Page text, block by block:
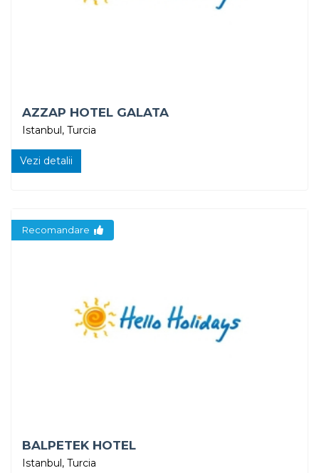
AZZAP HOTEL GALATA
Istanbul, Turcia
Vezi detalii
Recomandare
BALPETEK HOTEL
Istanbul, Turcia